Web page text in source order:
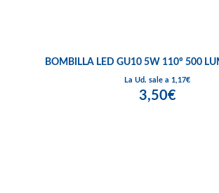
BOMBILLA LED GU10 5W 110º 500
La Ud. sale a 1,17€
3,50€